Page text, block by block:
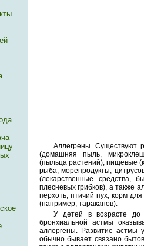
Аллегрены. Существуют
(домашняя пыль,
(пыльца растений); пищевые
рыба, морепродукты,
(лекарственные средства,
плесневых грибков), а также
перхоть, птичий пух, корм
(например, тараканов).
У детей в возрасте до
бронхиальной астмы
аллергены. Развитие астмы
обычно бывает связано